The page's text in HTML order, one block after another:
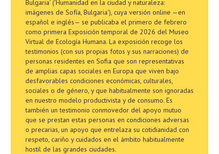
Bulgaria' ('Humanidad en la ciudad y naturaleza:
imágenes de Sofía, Bulgaria'), cuya versión online —en
español e inglés— se publicaba el primero de febrero
como primera Exposición temporal de 2026 del Museo
Virtual de Ecología Humana. La exposición recoge los
testimonios (con sus propias fotos y sus narraciones) de
personas residentes en Sofia que son representativas
de amplias capas sociales en Europa que viven bajo
desfavorables condiciones económicas, culturales,
sociales o de género, y que habitualmente son ignoradas
en nuestro modelo productivista y de consumo. Es
también un testimonio conmovedor del apoyo mutuo
que se prestan estas personas en condiciones adversas
o precarias, un apoyo que entrelaza su cotidianidad con
respeto, cariño y cuidados en el ámbito habitualmente
hostil de las grandes ciudades.